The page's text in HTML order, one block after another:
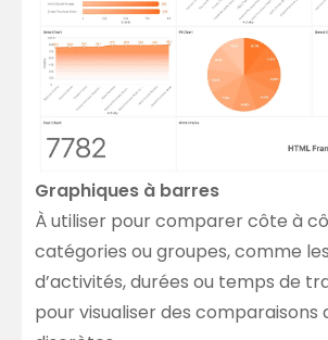
Graphiques à barres
À utiliser pour comparer côte à
catégories ou groupes, comme
d’activités, durées ou temps de
pour visualiser des comparaisons